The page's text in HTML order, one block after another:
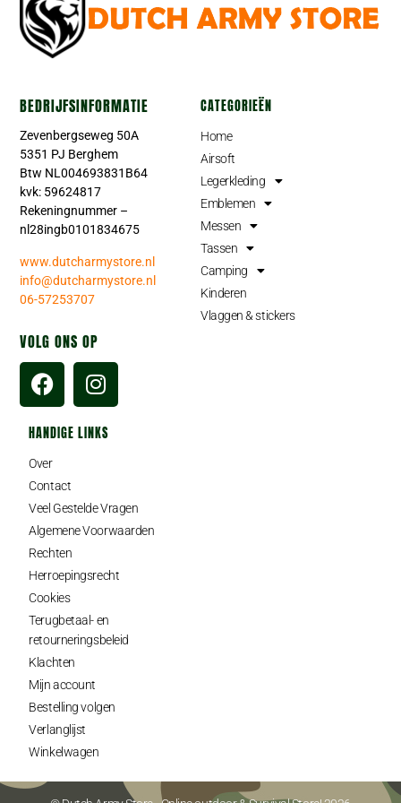
BEDRIJFSINFORMATIE
Zevenbergseweg 50A
5351 PJ Berghem
Btw NL004693831B64
kvk: 59624817
Rekeningnummer –
nl28ingb0101834675
www.dutcharmystore.nl
info@dutcharmystore.nl
06-57253707
VOLG ONS OP
CATEGORIEËN
Home
Airsoft
Legerkleding
Emblemen
Messen
Tassen
Camping
Kinderen
Vlaggen & stickers
HANDIGE LINKS
Over
Contact
Veel Gestelde Vragen
Algemene Voorwaarden
Rechten
Herroepingsrecht
Cookies
Terugbetaal- en
retourneringsbeleid
Klachten
Mijn account
Bestelling volgen
Verlanglijst
Winkelwagen